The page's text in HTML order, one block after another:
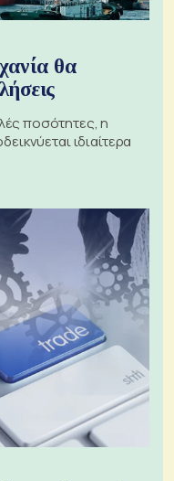
θα
ποσότητες, η
ιδιαίτερα